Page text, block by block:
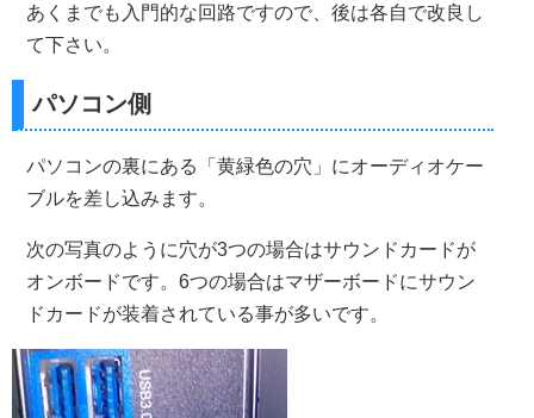
あくまでも入門的な回路ですので、後は各自で改良し
て下さい。
パソコン側
パソコンの裏にある「黄緑色の穴」にオーディオケー
ブルを差し込みます。
次の写真のように穴が3つの場合はサウンドカードが
オンボードです。6つの場合はマザーボードにサウン
ドカードが装着されている事が多いです。